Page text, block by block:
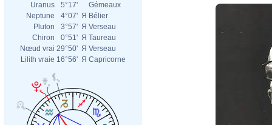
Uranus
5°17'
Gémeaux
Neptune
4°07' Я Bélier
Pluton
3°57' Я Verseau
Chiron
0°51' Я Taureau
Nœud vrai 29°50' Я Verseau
Lilith vraie 16°56' Я Capricorne